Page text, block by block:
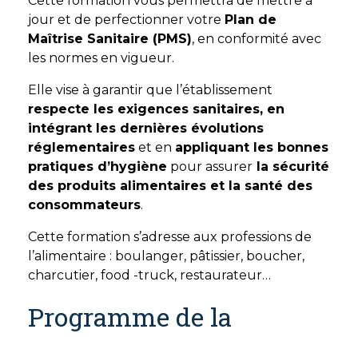
jour et de perfectionner votre Plan de
Maîtrise Sanitaire (PMS), en conformité avec
les normes en vigueur.
Elle vise à garantir que l’établissement
respecte les exigences sanitaires, en
intégrant les dernières évolutions
réglementaires et en appliquant les bonnes
pratiques d’hygiène pour assurer la sécurité
des produits alimentaires et la santé des
consommateurs.
Cette formation s’adresse aux professions de
l’alimentaire : boulanger, pâtissier, boucher,
charcutier, food -truck, restaurateur…
Programme de la